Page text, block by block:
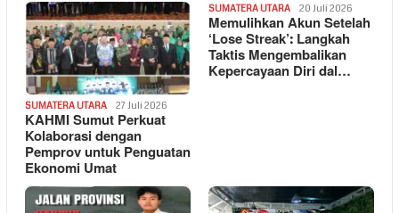
SUMATERA UTARA 27 Juli 2026
KAHMI Sumut Perkuat
Kolaborasi dengan
Pemprov untuk Penguatan
Ekonomi Umat
SUMATERA UTARA 20 Juli 2026
Memulihkan Akun Setelah
‘Lose Streak’: Langkah
Taktis Mengembalikan
Kepercayaan Diri dal…